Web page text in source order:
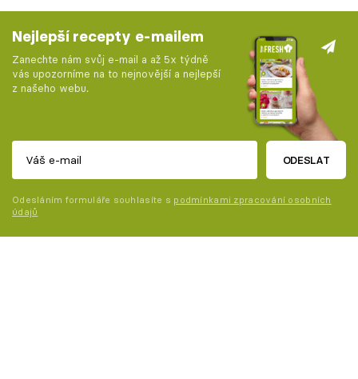
Nejlepší recepty e-mailem
Zanechte nám svůj e-mail a až 5x týdně
vás upozorníme na to nejnovější a nejlepší
z našeho webu.
ODESLAT
Odesláním formuláře souhlasíte s podmínkami zpracování osobních
údajů